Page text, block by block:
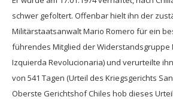
schwer gefoltert. Offenbar hielt ihn der
Militärstaatsanwalt Mario Romero für ein
führendes Mitglied der Widerstandsgruppe
Izquierda Revolucionaria) und verurteilte
von 541 Tagen (Urteil des Kriegsgerichts
Oberste Gerichtshof Chiles hob dieses